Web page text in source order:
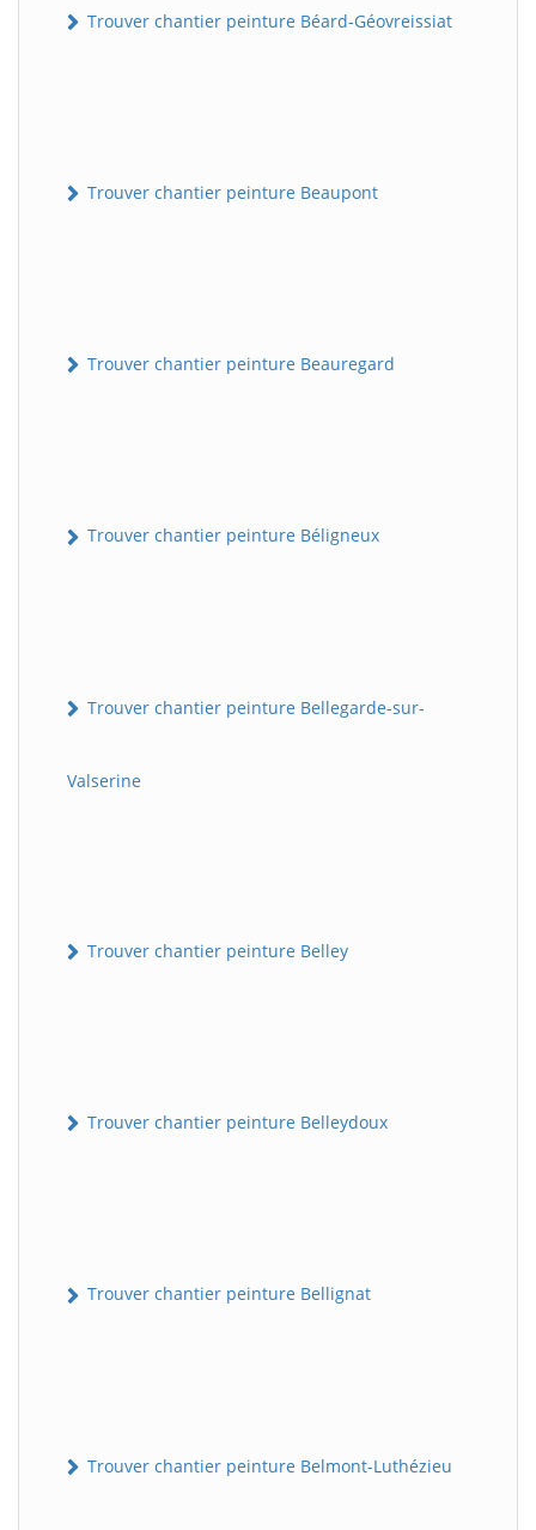
Trouver chantier peinture Béard-Géovreissiat
Trouver chantier peinture Beaupont
Trouver chantier peinture Beauregard
Trouver chantier peinture Béligneux
Trouver chantier peinture Bellegarde-sur-
Valserine
Trouver chantier peinture Belley
Trouver chantier peinture Belleydoux
Trouver chantier peinture Bellignat
Trouver chantier peinture Belmont-Luthézieu